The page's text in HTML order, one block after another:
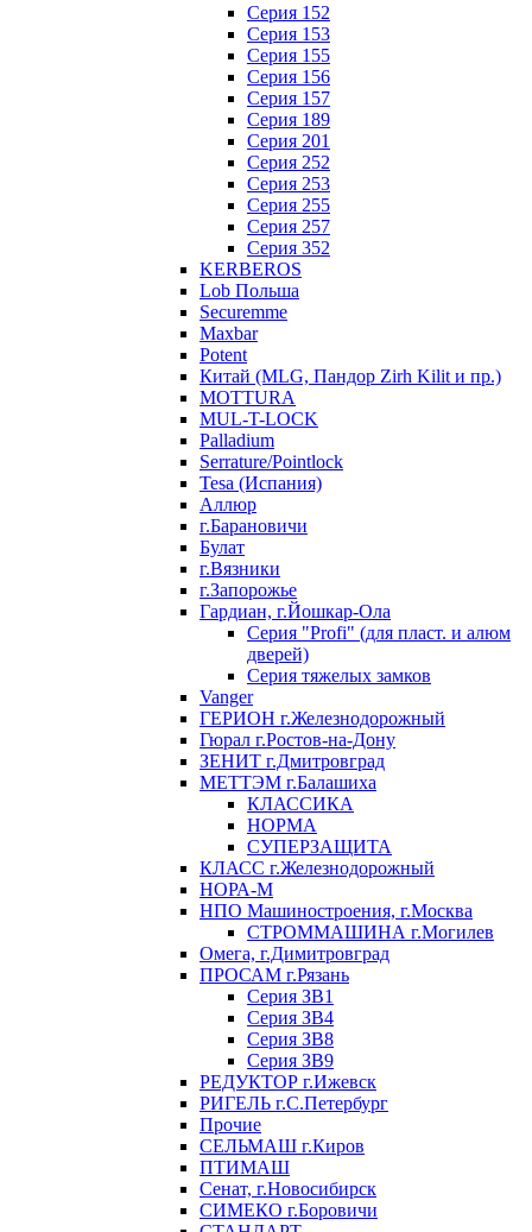
Серия 152
Серия 153
Серия 155
Серия 156
Серия 157
Серия 189
Серия 201
Серия 252
Серия 253
Серия 255
Серия 257
Серия 352
KERBEROS
Lob Польша
Securemme
Maxbar
Potent
Китай (MLG, Пандор Zirh Kilit и пр.)
MOTTURA
MUL-T-LOCK
Palladium
Serrature/Pointlock
Tesa (Испания)
Аллюр
г.Барановичи
Булат
г.Вязники
г.Запорожье
Гардиан, г.Йошкар-Ола
Серия "Profi" (для пласт. и алюм
дверей)
Серия тяжелых замков
Vanger
ГЕРИОН г.Железнодорожный
Гюрал г.Ростов-на-Дону
ЗЕНИТ г.Дмитровград
МЕТТЭМ г.Балашиха
КЛАССИКА
НОРМА
СУПЕРЗАЩИТА
КЛАСС г.Железнодорожный
НОРА-М
НПО Машиностроения, г.Москва
СТРОММАШИНА г.Могилев
Омега, г.Димитровград
ПРОСАМ г.Рязань
Серия ЗВ1
Серия ЗВ4
Серия ЗВ8
Серия ЗВ9
РЕДУКТОР г.Ижевск
РИГЕЛЬ г.С.Петербург
Прочие
СЕЛЬМАШ г.Киров
ПТИМАШ
Сенат, г.Новосибирск
СИМЕКО г.Боровичи